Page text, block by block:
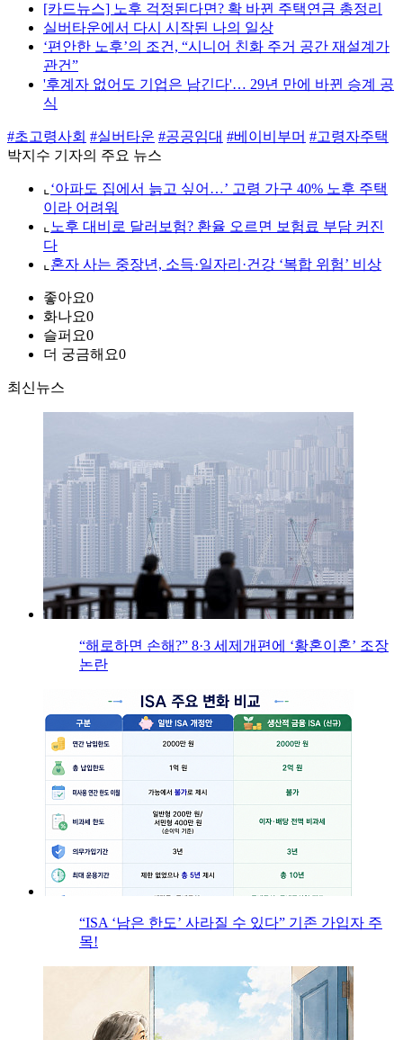
[카드뉴스] 노후 걱정된다면? 확 바뀐 주택연금 총정리
실버타운에서 다시 시작된 나의 일상
‘편안한 노후’의 조건, “시니어 친화 주거 공간 재설계가
관건”
'후계자 없어도 기업은 남긴다'… 29년 만에 바뀐 승계 공
식
#초고령사회 #실버타운 #공공임대 #베이비부머 #고령자주택
박지수 기자의 주요 뉴스
⌞ ‘아파도 집에서 늙고 싶어…’ 고령 가구 40% 노후 주택
이라 어려워
⌞ 노후 대비로 달러보험? 환율 오르면 보험료 부담 커진
다
⌞ 혼자 사는 중장년, 소득·일자리·건강 ‘복합 위험’ 비상
좋아요0
화나요0
슬퍼요0
더 궁금해요0
최신뉴스
“해로하면 손해?” 8·3 세제개편에 ‘황혼이혼’ 조장
논란
“ISA ‘남은 한도’ 사라질 수 있다” 기존 가입자 주
목!